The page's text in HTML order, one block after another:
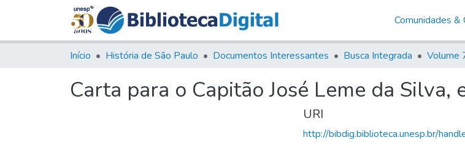
Comunidades &
Início História de São Paulo Documentos Interessantes Busca Integrada
Carta para o Capitão José Leme da Silva,
URI
http://bibdig.biblioteca.unesp.br/